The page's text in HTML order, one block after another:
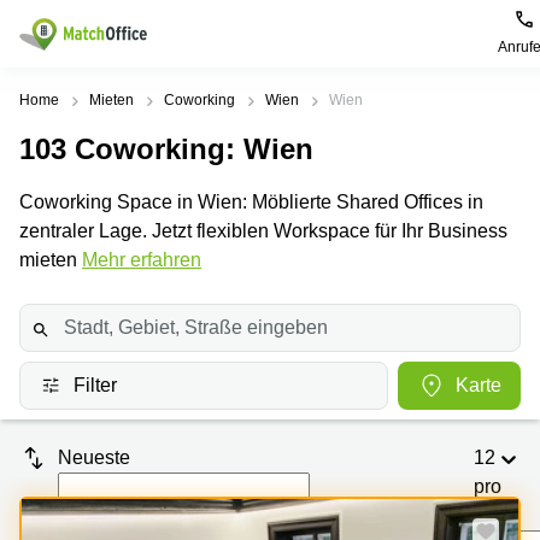
Mieten / Vermieten
Produktseiten
Büro
mieten
Business
Coworking
Seminarraum
Virtual
Beliebte
Büro
mieten
Coworking
Space
Wien
Seminarraum
Wien
Geschäftsadresse
Büro
Beliebte
Tuchlauben
7A
Ungar-
Platz 2
Ausstellungsstraße
50
11
Margaretenstraße
70
Hilfe
Über uns
Preis
Anmelden
Home Mieten Coworking Wien Wien
103 Coworking: Wien
Coworking Space in Wien: Möblierte Shared Offices in
zentraler Lage. Jetzt flexiblen Workspace für Ihr Business
mieten Mehr erfahren
Filter Karte
Neueste
12
pro
Seite